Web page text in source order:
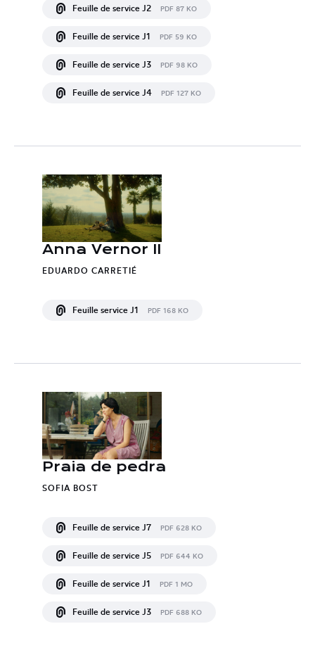
Feuille de service J2 PDF 87 KO
Feuille de service J1 PDF 59 KO
Feuille de service J3 PDF 98 KO
Feuille de service J4 PDF 127 KO
Anna Vernor II
EDUARDO CARRETIÉ
Feuille service J1 PDF 168 KO
Praia de pedra
SOFIA BOST
Feuille de service J7 PDF 628 KO
Feuille de service J5 PDF 644 KO
Feuille de service J1 PDF 1 MO
Feuille de service J3 PDF 688 KO